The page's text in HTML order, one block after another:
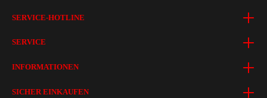
SERVICE-HOTLINE
SERVICE
INFORMATIONEN
SICHER EINKAUFEN